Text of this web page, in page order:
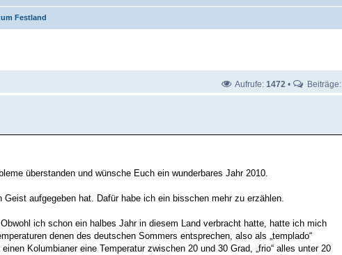
Festland
Aufrufe: 1472 • Beiträge:
überstanden und wünsche Euch ein wunderbares Jahr 2010.
aufgegeben hat. Dafür habe ich ein bisschen mehr zu erzählen.
ich schon ein halbes Jahr in diesem Land verbracht hatte, hatte ich mich
denen des deutschen Sommers entsprechen, also als „templado“
Kolumbianer eine Temperatur zwischen 20 und 30 Grad, „frio“ alles unter 20